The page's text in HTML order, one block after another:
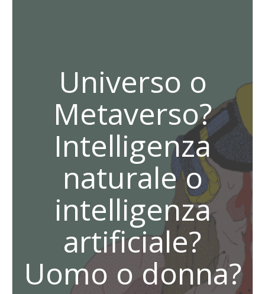
Universo o
Metaverso?
Intelligenza
naturale o
intelligenza
artificiale?
Uomo o donna?